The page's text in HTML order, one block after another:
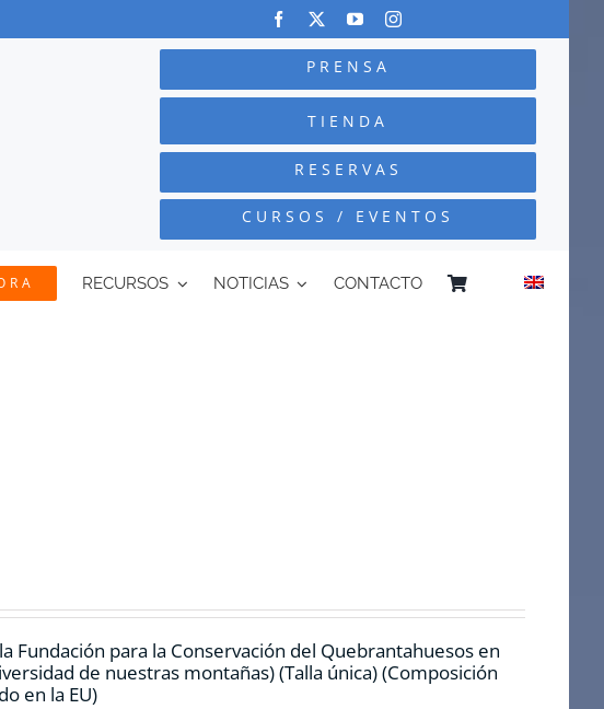
PRENSA
TIENDA
RESERVAS
CURSOS / EVENTOS
RECURSOS NOTICIAS CONTACTO
Fundación para la Conservación del Quebrantahuesos en
de nuestras montañas) (Talla única) (Composición
en la EU)